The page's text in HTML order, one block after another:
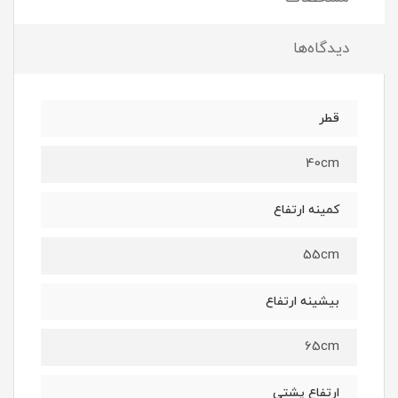
دیدگاه‌ها
قطر
40cm
کمینه ارتفاع
55cm
بیشینه ارتفاع
65cm
ارتفاع پشتی